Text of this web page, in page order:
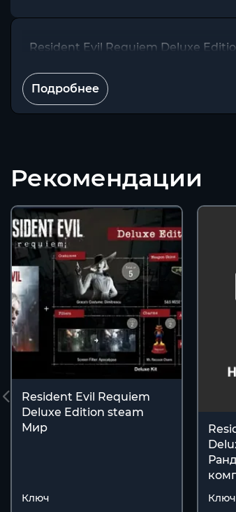
Resident Evil Requiem Deluxe
Подробнее
Рекомендации
Resident Evil Requiem
Deluxe Edition steam
Мир
Ключ
Ключ